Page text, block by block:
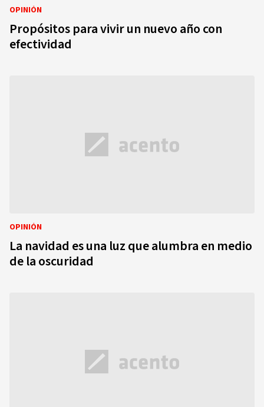
OPINIÓN
Propósitos para vivir un nuevo año con
efectividad
OPINIÓN
La navidad es una luz que alumbra en medio
de la oscuridad